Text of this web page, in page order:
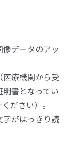
データのアッ
療機関から受
書となってい
ださい）。
字がはっきり読